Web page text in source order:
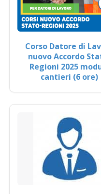
Corso Datore di
nuovo Accordo
Regioni 2025
cantieri (6 ore)